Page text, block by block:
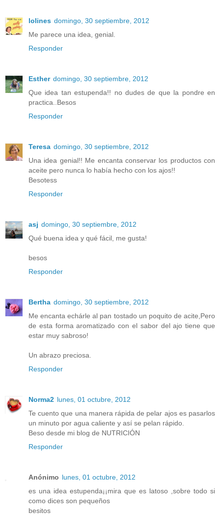
lolines domingo, 30 septiembre, 2012
Me parece una idea, genial.
Responder
Esther domingo, 30 septiembre, 2012
Que idea tan estupenda!! no dudes de que la pondre en
practica..Besos
Responder
Teresa domingo, 30 septiembre, 2012
Una idea genial!! Me encanta conservar los productos con
aceite pero nunca lo había hecho con los ajos!!
Besotess
Responder
asj domingo, 30 septiembre, 2012
Qué buena idea y qué fácil, me gusta!
besos
Responder
Bertha domingo, 30 septiembre, 2012
Me encanta echárle al pan tostado un poquito de acite,Pero
de esta forma aromatizado con el sabor del ajo tiene que
estar muy sabroso!
Un abrazo preciosa.
Responder
Norma2 lunes, 01 octubre, 2012
Te cuento que una manera rápida de pelar ajos es pasarlos
un minuto por agua caliente y así se pelan rápido.
Beso desde mi blog de NUTRICIÓN
Responder
Anónimo lunes, 01 octubre, 2012
es una idea estupenda¡¡mira que es latoso ,sobre todo si
como dices son pequeños
besitos